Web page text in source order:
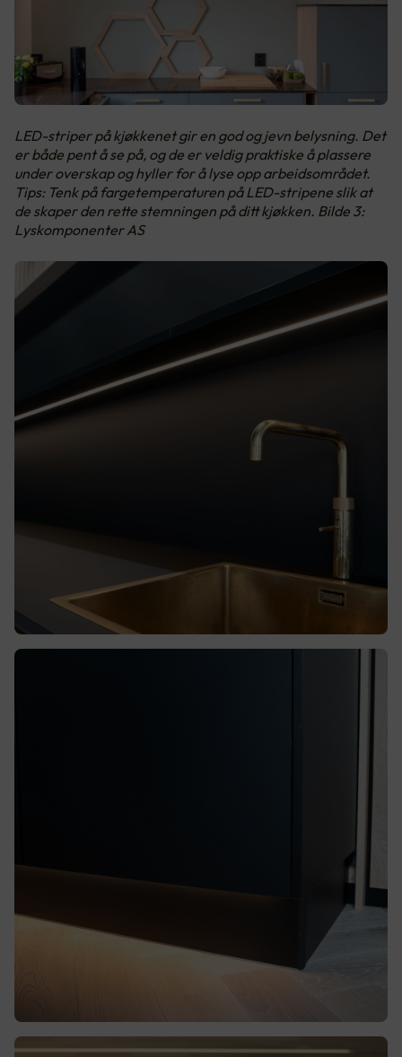
LED-striper på kjøkkenet gir en god og jevn belysning. Det
er både pent å se på, og de er veldig praktiske å plassere
under overskap og hyller for å lyse opp arbeidsområdet.
Tips: Tenk på fargetemperaturen på LED-stripene slik at
de skaper den rette stemningen på ditt kjøkken. Bilde 3:
Lyskomponenter AS